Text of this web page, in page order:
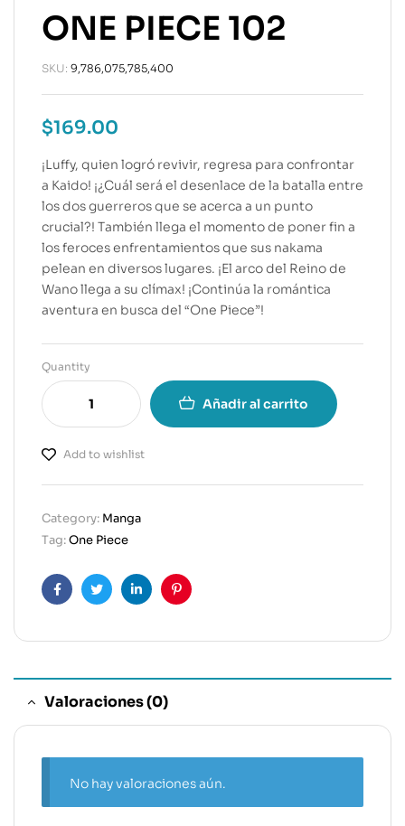
ONE PIECE 102
SKU: 9,786,075,785,400
$169.00
¡Luffy, quien logró revivir, regresa para confrontar
a Kaido! ¡¿Cuál será el desenlace de la batalla entre
los dos guerreros que se acerca a un punto
crucial?! También llega el momento de poner fin a
los feroces enfrentamientos que sus nakama
pelean en diversos lugares. ¡El arco del Reino de
Wano llega a su clímax! ¡Continúa la romántica
aventura en busca del “One Piece”!
Quantity
Añadir al carrito
Add to wishlist
Category: Manga
Tag:One Piece
FacebookTwitterLinkedinPinterest
Valoraciones (0)
No hay valoraciones aún.